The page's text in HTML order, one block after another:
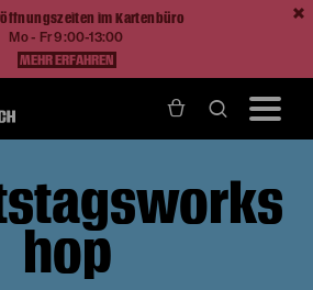
im Kartenbüro
Mo - Fr 9:00-13:00
MEHR ERFAHREN
hop